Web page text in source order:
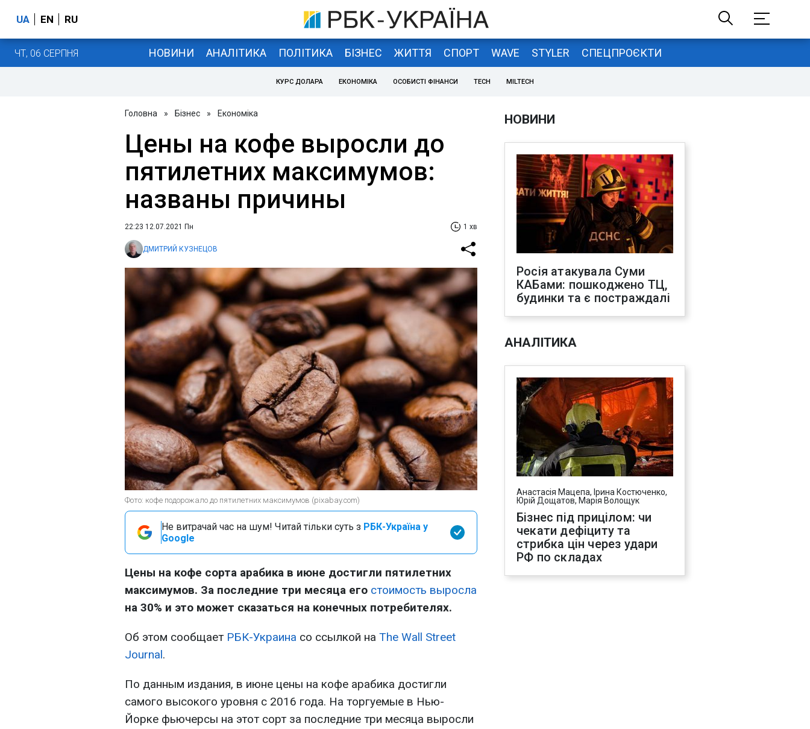
UA EN RU
ЧТ, 06 СЕРПНЯ НОВИНИ АНАЛІТИКА ПОЛІТИКА БІЗНЕС ЖИТТЯ СПОРТ WAVE STYLER СПЕЦПРОЄКТИ
КУРС ДОЛАРА ЕКОНОМІКА ОСОБИСТІ ФІНАНСИ TECH MILTECH
Головна » Бізнес » Економіка
Цены на кофе выросли до
пятилетних максимумов:
названы причины
22:23 12.07.2021 Пн 1 хв
ДМИТРИЙ КУЗНЕЦОВ
Фото: кофе подорожало до пятилетних максимумов (pixabay.com)
Не витрачай час на шум! Читай тільки суть з РБК-Україна у
Google
Цены на кофе сорта арабика в июне достигли пятилетних
максимумов. За последние три месяца его стоимость выросла
на 30% и это может сказаться на конечных потребителях.
Об этом сообщает РБК-Украина со ссылкой на The Wall Street
Journal.
По данным издания, в июне цены на кофе арабика достигли
самого высокого уровня с 2016 года. На торгуемые в Нью-
Йорке фьючерсы на этот сорт за последние три месяца выросли
НОВИНИ
Росія атакувала Суми
КАБами: пошкоджено ТЦ,
будинки та є постраждалі
АНАЛІТИКА
Анастасія Мацепа, Ірина Костюченко,
Юрій Дощатов, Марія Волощук
Бізнес під прицілом: чи
чекати дефіциту та
стрибка цін через удари
РФ по складах